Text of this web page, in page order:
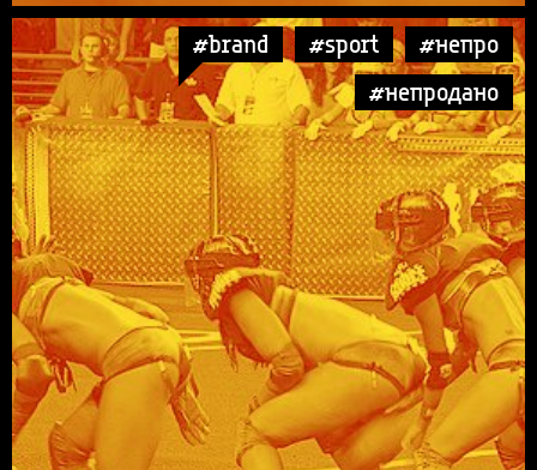
#brand #sport
#непро
#непродано